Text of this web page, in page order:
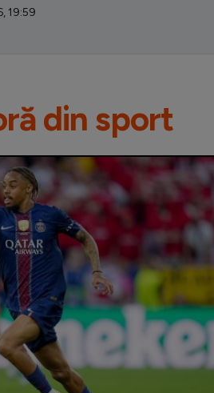
19:59
din sport